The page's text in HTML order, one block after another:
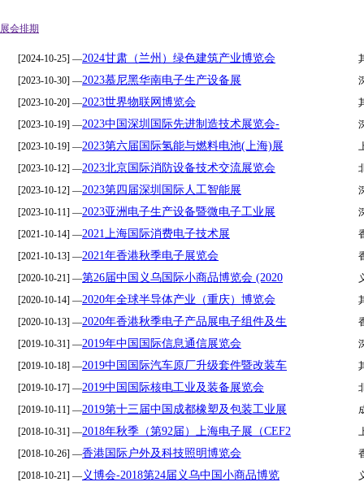
展会排期
[2024-10-25] —2024甘肃（兰州）绿色建筑产业博览会
[2023-10-30] —2023慕尼黑华南电子生产设备展
[2023-10-20] —2023世界物联网博览会
[2023-10-19] —2023中国深圳国际先进制造技术展览会-
[2023-10-19] —2023第六届国际氢能与燃料电池(上海)展
[2023-10-12] —2023北京国际消防设备技术交流展览会
[2023-10-12] —2023第四届深圳国际人工智能展
[2023-10-11] —2023亚洲电子生产设备暨微电子工业展
[2021-10-14] —2021上海国际消费电子技术展
[2021-10-13] —2021年香港秋季电子展览会
[2020-10-21] —第26届中国义乌国际小商品博览会 (2020
[2020-10-14] —2020年全球半导体产业（重庆）博览会
[2020-10-13] —2020年香港秋季电子产品展电子组件及生
[2019-10-31] —2019年中国国际信息通信展览会
[2019-10-18] —2019中国国际汽车原厂升级套件暨改装车
[2019-10-17] —2019中国国际核电工业及装备展览会
[2019-10-11] —2019第十三届中国成都橡塑及包装工业展
[2018-10-31] —2018年秋季（第92届）上海电子展（CEF2
[2018-10-26] —香港国际户外及科技照明博览会
[2018-10-21] — 义博会-2018第24届义乌中国小商品博览